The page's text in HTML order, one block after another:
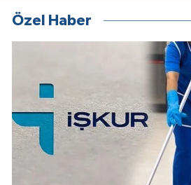
Özel Haber